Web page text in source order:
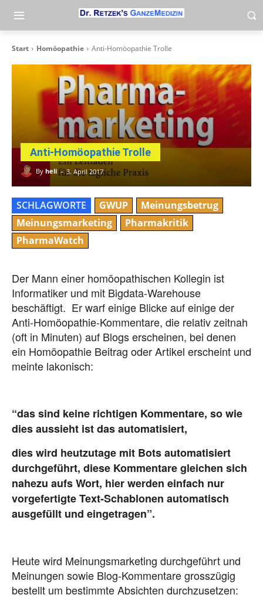
Start Homöopathie Anti-Homöopathie Trolle
Anti-Homöopathie Trolle
By heli - 3. April 2017
SCHLAGWORTE GWUP
Meinungsbetrug
Meinungsmarketing
Pharmakritik
PharmaWatch
Der Mann einer homöopathischen Kollegin ist
Informatiker und mit Bigdata-Warehouse
beschäftigt. Er warf einige Blicke auf einige der
Anti-Homöopathie-Kommentare, die relativ zeitnah
(oft in Minuten) auf Blogs erscheinen, bei denen
ein Homöopathie Beitrag oder Artikel erscheint und
meinte lakonisch:
“das sind keine richtigen Kommentare, so wie
dies aussieht ist das automatisiert,
dies wird heutzutage mit Bots automatisiert
durchgeführt, diese Kommentare gleichen sich
nahezu aufs Wort, hier werden einfach nur
vorgefertigte Text-Schablonen automatisch
ausgefüllt und eingetragen”.
Heute wird Meinungsmarketing durchgeführt und
Meinungen sowie Blog-Kommentare grosszügig
bestellt um bestimmte Absichten durchzusetzen: